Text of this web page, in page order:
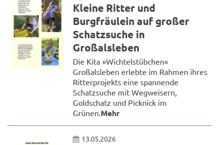
Kleine Ritter und
Burgfräulein auf großer
Schatzsuche in
Großalsleben
Die Kita »Wichtelstübchen«
Großalsleben erlebte im Rahmen ihres
Ritterprojekts eine spannende
Schatzsuche mit Wegweisern,
Goldschatz und Picknick im
Grünen. Mehr
13.05.2026